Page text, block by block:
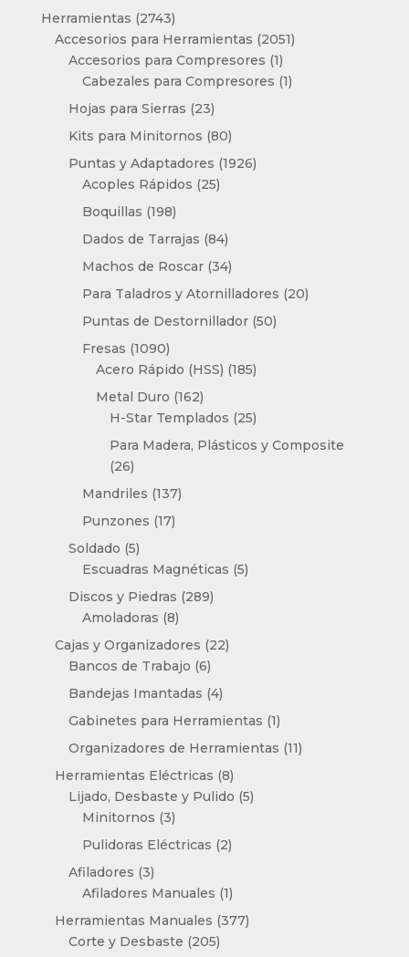
producto
Herramientas 27432743
productos
Accesorios para Herramientas 20512051
Accesorios para Compresores 11
producto
Cabezales para Compresores 11
Hojas para Sierras 2323
productos
Kits para Minitornos 8080
productos
Puntas y Adaptadores 19261926
Acoples Rápidos 2525
Boquillas 198198
productos
Dados de Tarrajas 8484
productos
Machos de Roscar 3434
productos
Para Taladros y Atornilladores 2020
Puntas de Destornillador 5050
Fresas 10901090
productos
Acero Rápido (HSS) 185185
Metal Duro 162162
productos
H-Star Templados 2525
productos
Para Madera, Plásticos y Composite
2626
productos
Mandriles 137137
Punzones 1717
Soldado 55
productos
Escuadras Magnéticas 55
Discos y Piedras 289289
Amoladoras 88
productos
Cajas y Organizadores 2222
Bancos de Trabajo 66
productos
Bandejas Imantadas 44
productos
Gabinetes para Herramientas 11
producto
Organizadores de Herramientas 1111
Herramientas Eléctricas 88
productos
Lijado, Desbaste y Pulido 55
Minitornos 33
productos
Pulidoras Eléctricas 22
Afiladores 33
productos
Afiladores Manuales 11
producto
Herramientas Manuales 377377
Corte y Desbaste 205205